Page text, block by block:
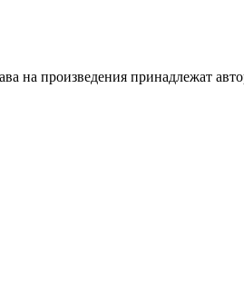
на произведения принадлежат